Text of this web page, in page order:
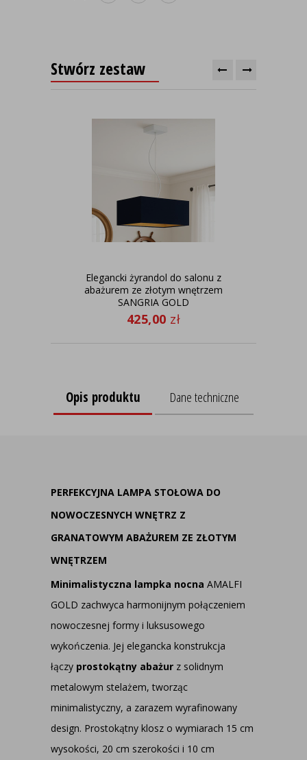
Stwórz zestaw
Elegancki żyrandol do salonu z
abażurem ze złotym wnętrzem
SANGRIA GOLD
425,00 zł
Opis produktu Dane techniczne
PERFEKCYJNA LAMPA STOŁOWA DO
NOWOCZESNYCH WNĘTRZ Z
GRANATOWYM ABAŻUREM ZE ZŁOTYM
WNĘTRZEM
Minimalistyczna lampka nocna AMALFI
GOLD zachwyca harmonijnym połączeniem
nowoczesnej formy i luksusowego
wykończenia. Jej elegancka konstrukcja
łączy prostokątny abażur z solidnym
metalowym stelażem, tworząc
minimalistyczny, a zarazem wyrafinowany
design. Prostokątny klosz o wymiarach 15 cm
wysokości, 20 cm szerokości i 10 cm